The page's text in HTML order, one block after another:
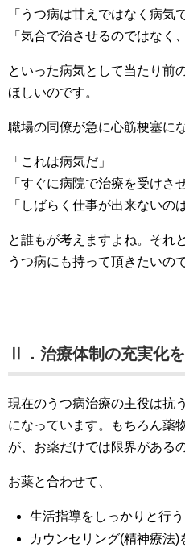
「うつ病は甘えではなく病気
「気合で治させるのではなく
といった病気として当たり前
ほしいのです。
職場の同僚が急に心筋梗塞に
「これは病気だ」
「すぐに病院で治療を受けさ
「しばらく仕事が出来ないの
と誰もが考えますよね。それ
うつ病にも持って頂きたいの
Ⅱ．治療体制の充実化を
現在のうつ病治療の主役は抗
になっています。もちろん薬
が、お薬だけでは限界がある
お薬と合わせて、
生活指導をしっかりと行う
カウンセリング(精神療法)